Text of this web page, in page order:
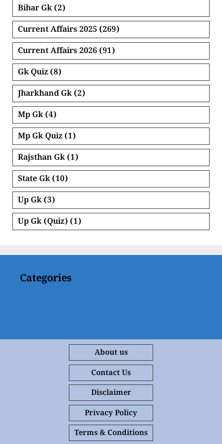
Bihar Gk (2)
Current Affairs 2025 (269)
Current Affairs 2026 (91)
Gk Quiz (8)
Jharkhand Gk (2)
Mp Gk (4)
Mp Gk Quiz (1)
Rajsthan Gk (1)
State Gk (10)
Up Gk (3)
Up Gk (Quiz) (1)
Categories
About us
Contact Us
Disclaimer
Privacy Policy
Terms & Conditions